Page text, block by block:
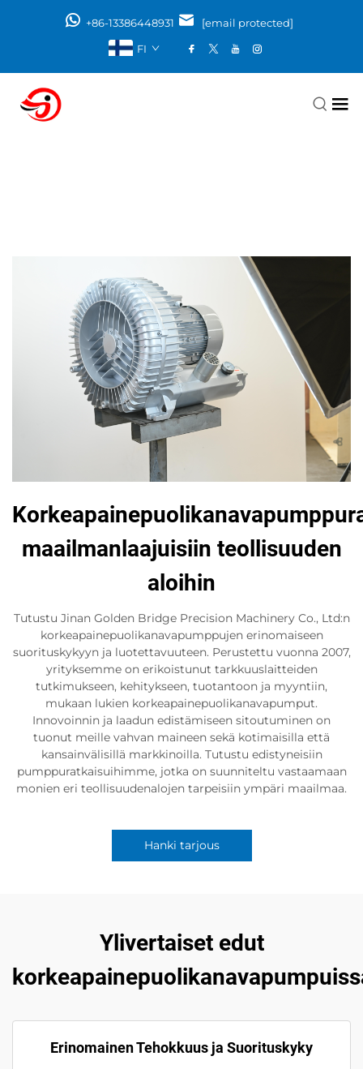
+86-13386448931
[email protected]
FI
maailmanlaajuisiin teollisuuden
aloihin
Tutustu Jinan Golden Bridge Precision Machinery Co., Ltd:n
korkeapainepuolikanavapumppujen erinomaiseen
suorituskykyyn ja luotettavuuteen. Perustettu vuonna 2007,
yrityksemme on erikoistunut tarkkuuslaitteiden
tutkimukseen, kehitykseen, tuotantoon ja myyntiin,
mukaan lukien korkeapainepuolikanavapumput.
Innovoinnin ja laadun edistämiseen sitoutuminen on
tuonut meille vahvan maineen sekä kotimaisilla että
kansainvälisillä markkinoilla. Tutustu edistyneisiin
pumppuratkaisuihimme, jotka on suunniteltu vastaamaan
monien eri teollisuudenalojen tarpeisiin ympäri maailmaa.
Hanki tarjous
Ylivertaiset edut
Erinomainen Tehokkuus ja Suorituskyky